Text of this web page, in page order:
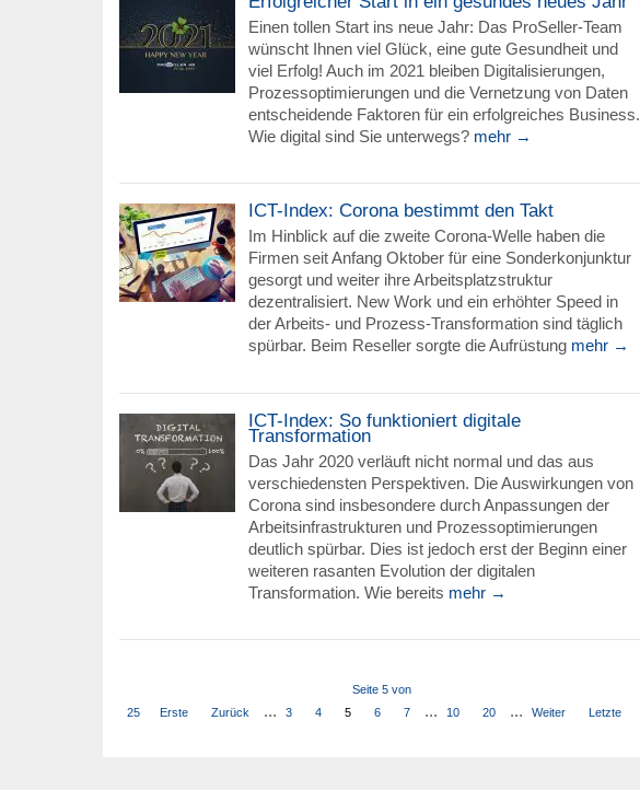
Einen tollen Start ins neue Jahr: Das ProSeller-Team
wünscht Ihnen viel Glück, eine gute Gesundheit und
viel Erfolg! Auch im 2021 bleiben Digitalisierungen,
Prozessoptimierungen und die Vernetzung von Daten
entscheidende Faktoren für ein erfolgreiches Business.
Wie digital sind Sie unterwegs? mehr →
ICT-Index: Corona bestimmt den Takt
Im Hinblick auf die zweite Corona-Welle haben die
Firmen seit Anfang Oktober für eine Sonderkonjunktur
gesorgt und weiter ihre Arbeitsplatzstruktur
dezentralisiert. New Work und ein erhöhter Speed in
der Arbeits- und Prozess-Transformation sind täglich
spürbar. Beim Reseller sorgte die Aufrüstung mehr →
ICT-Index: So funktioniert digitale
Transformation
Das Jahr 2020 verläuft nicht normal und das aus
verschiedensten Perspektiven. Die Auswirkungen von
Corona sind insbesondere durch Anpassungen der
Arbeitsinfrastrukturen und Prozessoptimierungen
deutlich spürbar. Dies ist jedoch erst der Beginn einer
weiteren rasanten Evolution der digitalen
Transformation. Wie bereits mehr →
Seite 5 von
25
Erste Zurück ... 3 4 5 6 7 ... 10 20 ... Weiter Letzte